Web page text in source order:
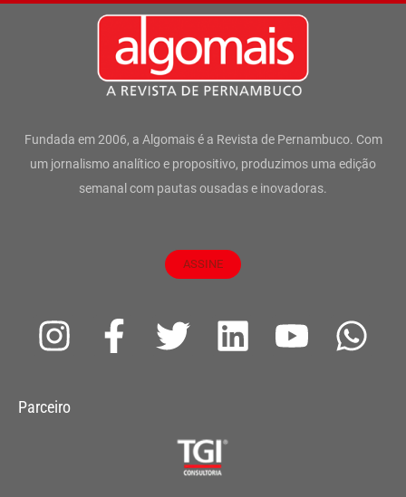
Fundada em 2006, a Algomais é a Revista de Pernambuco. Com
um jornalismo analítico e propositivo, produzimos uma edição
semanal com pautas ousadas e inovadoras.
ASSINE
I
s
F
a
T
t
L
Y
W
Parceiro